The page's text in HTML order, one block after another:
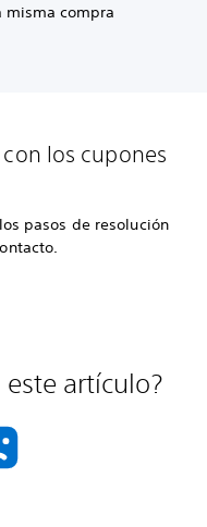
misma compra
los cupones
pasos de resolución
artículo?